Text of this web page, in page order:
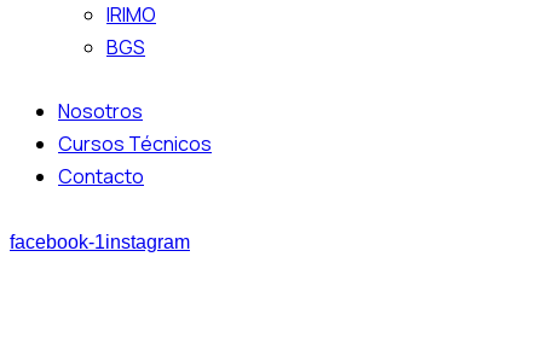
IRIMO
BGS
Nosotros
Cursos Técnicos
Contacto
facebook-1instagram